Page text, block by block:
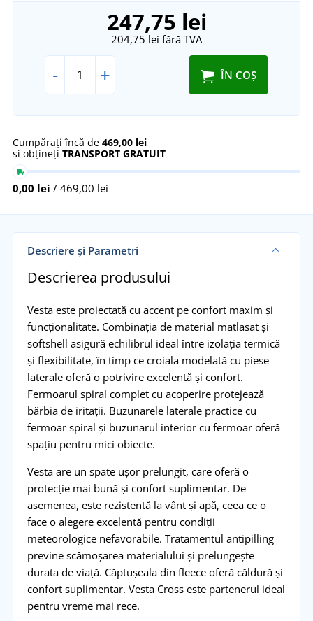
247,75 lei
204,75 lei fără TVA
- + ÎN COȘ
Cumpărați încă de 469,00 lei
și obțineți TRANSPORT GRATUIT
0,00 lei / 469,00 lei
Descriere și Parametri
Descrierea produsului
Vesta este proiectată cu accent pe confort maxim și
funcționalitate. Combinația de material matlasat și
softshell asigură echilibrul ideal între izolația termică
și flexibilitate, în timp ce croiala modelată cu piese
laterale oferă o potrivire excelentă și confort.
Fermoarul spiral complet cu acoperire protejează
bărbia de iritații. Buzunarele laterale practice cu
fermoar spiral și buzunarul interior cu fermoar oferă
spațiu pentru mici obiecte.
Vesta are un spate ușor prelungit, care oferă o
protecție mai bună și confort suplimentar. De
asemenea, este rezistentă la vânt și apă, ceea ce o
face o alegere excelentă pentru condiții
meteorologice nefavorabile. Tratamentul antipilling
previne scămoșarea materialului și prelungește
durata de viață. Căptușeala din fleece oferă căldură și
confort suplimentar. Vesta Cross este partenerul ideal
pentru vreme mai rece.